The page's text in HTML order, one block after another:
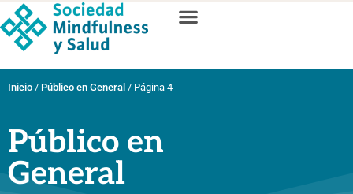
Inicio / Público en General / Página 4
Público en
General